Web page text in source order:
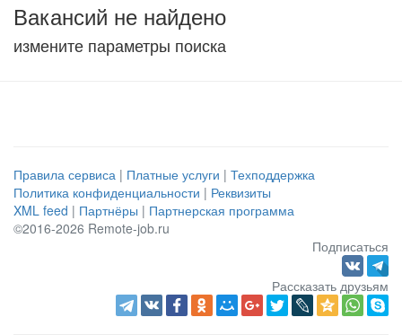
Вакансий не найдено
измените параметры поиска
Правила сервиса | Платные услуги | Техподдержка
Политика конфиденциальности | Реквизиты
XML feed | Партнёры | Партнерская программа
©2016-2026 Remote-job.ru
Подписаться
Рассказать друзьям